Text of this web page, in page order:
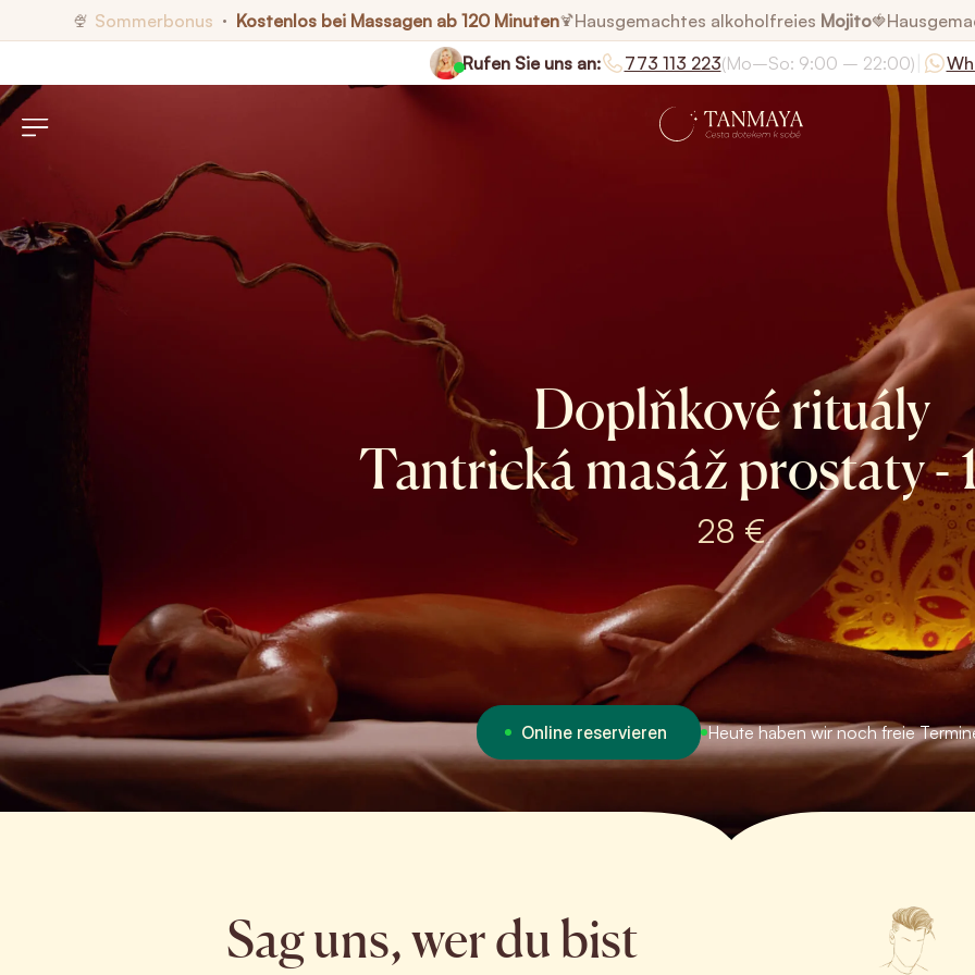
🍨 Sommerbonus • Kostenlos bei Massagen ab 120 Minuten🍹Hausgemachtes alkoholfreies Mojito🍓
Rufen Sie uns an:
773 113 223(Mo–So: 9:00 – 22:00)
Doplňkové rituály
Tantrická masáž prostaty -
28 €
Online reservieren Heute haben wir noch freie
Sag uns, wer du bist